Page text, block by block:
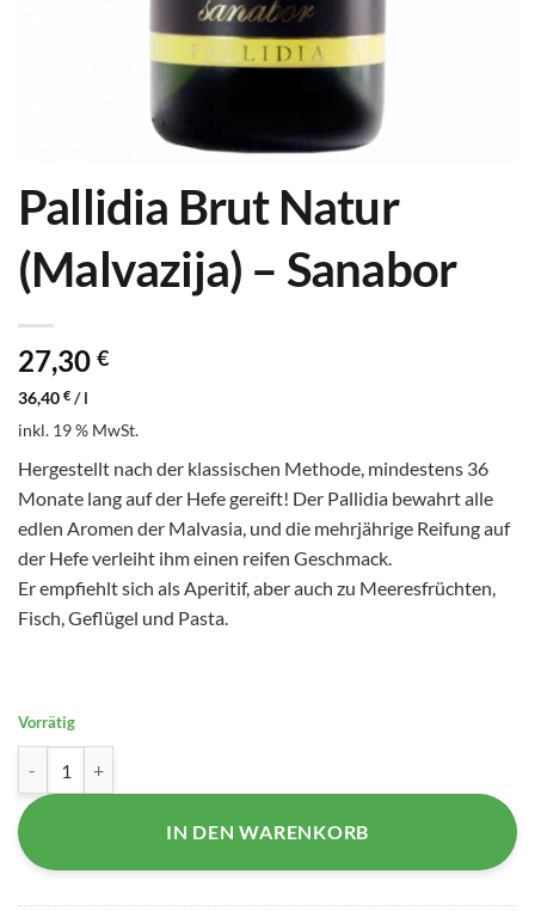
Pallidia Brut Natur
(Malvazija) – Sanabor
27,30 €
36,40 € /l
inkl. 19 % MwSt.
Hergestellt nach der klassischen Methode, mindestens 36
Monate lang auf der Hefe gereift! Der Pallidia bewahrt alle
edlen Aromen der Malvasia, und die mehrjährige Reifung auf
der Hefe verleiht ihm einen reifen Geschmack.
Er empfiehlt sich als Aperitif, aber auch zu Meeresfrüchten,
Fisch, Geflügel und Pasta.
Vorrätig
IN DEN WARENKORB